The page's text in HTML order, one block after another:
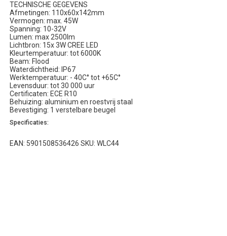
TECHNISCHE GEGEVENS
Afmetingen: 110x60x142mm
Vermogen: max. 45W
Spanning: 10-32V
Lumen: max 2500lm
Lichtbron: 15x 3W CREE LED
Kleurtemperatuur: tot 6000K
Beam: Flood
Waterdichtheid: IP67
Werktemperatuur: - 40C° tot +65C°
Levensduur: tot 30 000 uur
Certificaten: ECE R10
Behuizing: aluminium en roestvrij staal
Bevestiging: 1 verstelbare beugel
Specificaties:
EAN: 5901508536426 SKU: WLC44